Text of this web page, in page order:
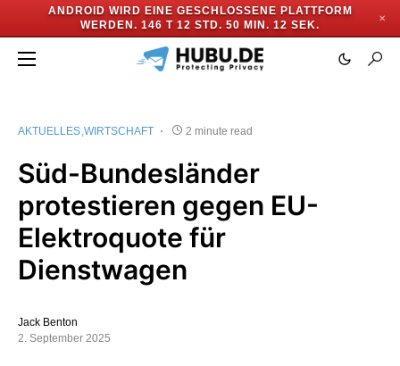
ANDROID WIRD EINE GESCHLOSSENE PLATTFORM
WERDEN. 146 T 12 STD. 50 MIN. 11 SEK.
✕
AKTUELLES WIRTSCHAFT 2 minute read
Süd-Bundesländer
protestieren gegen EU-
Elektroquote für
Dienstwagen
Jack Benton
2. September 2025